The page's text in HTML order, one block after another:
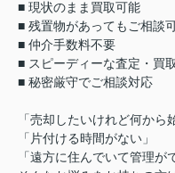
■ 現状のまま買取可能
■ 残置物があってもご相談
■ 仲介手数料不要
■ スピーディーな査定・買
■ 秘密厳守でご相談対応
「売却したいけれど何から
「片付ける時間がない」
「遠方に住んでいて管理が